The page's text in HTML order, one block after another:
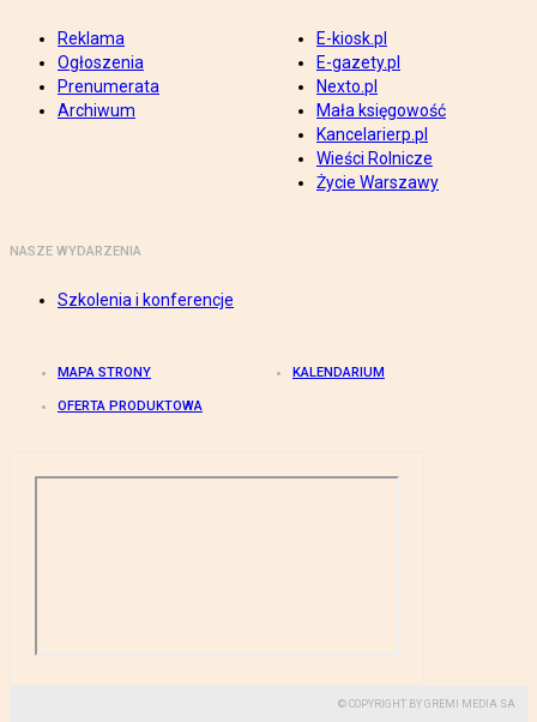
Reklama
Ogłoszenia
Prenumerata
Archiwum
E-kiosk.pl
E-gazety.pl
Nexto.pl
Mała księgowość
Kancelarierp.pl
Wieści Rolnicze
Życie Warszawy
NASZE WYDARZENIA
Szkolenia i konferencje
MAPA STRONY KALENDARIUM
OFERTA PRODUKTOWA
© COPYRIGHT BY GREMI MEDIA SA